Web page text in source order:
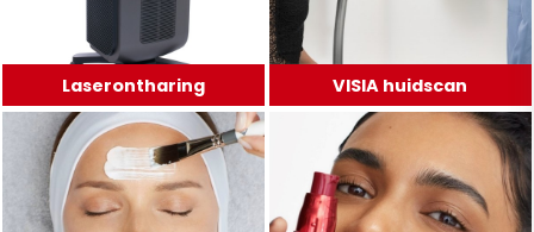
Laserontharing VISIA huidscan